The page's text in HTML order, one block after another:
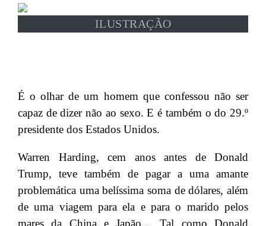
ILUSTRAÇÃO
É o olhar de um homem que confessou não ser
capaz de dizer não ao sexo. E é também o do 29.º
presidente dos Estados Unidos.
Warren Harding, cem anos antes de Donald
Trump, teve também de pagar a uma amante
problemática uma belíssima soma de dólares, além
de uma viagem para ela e para o marido pelos
mares da China e Japão… Tal como Donald